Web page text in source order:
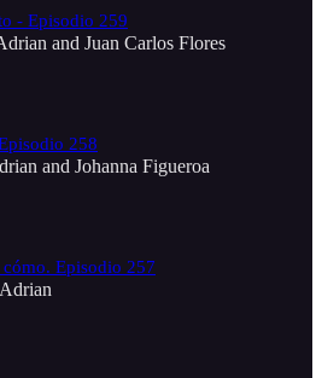
- Episodio 259
and Juan Carlos Flores
258
and Johanna Figueroa
Episodio 257